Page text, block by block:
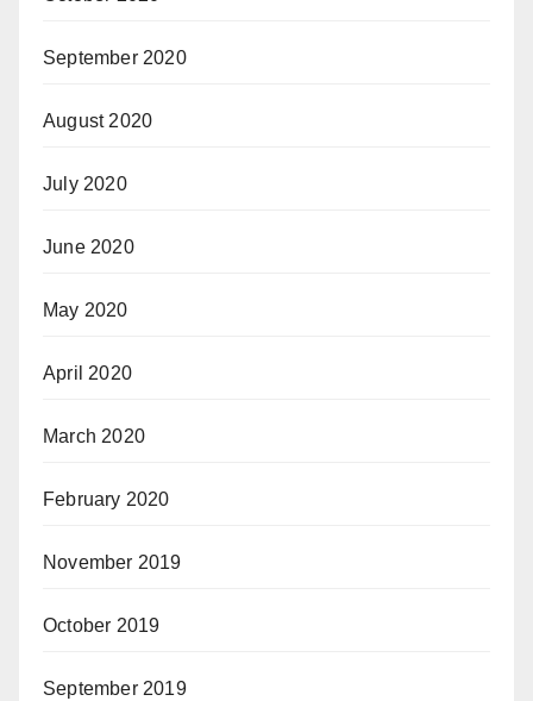
September 2020
August 2020
July 2020
June 2020
May 2020
April 2020
March 2020
February 2020
November 2019
October 2019
September 2019